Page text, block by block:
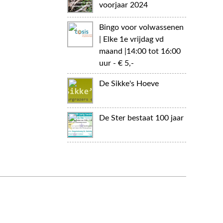
voorjaar 2024
Bingo voor volwassenen
| Elke 1e vrijdag vd
maand |14:00 tot 16:00
uur - € 5,-
De Sikke's Hoeve
De Ster bestaat 100 jaar